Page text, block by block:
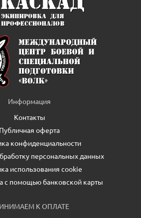
Информация
Контакты
Публичная оферта
конфиденциальности
персональных данных
использования cookie
с помощью банковской карты
К ОПЛАТЕ